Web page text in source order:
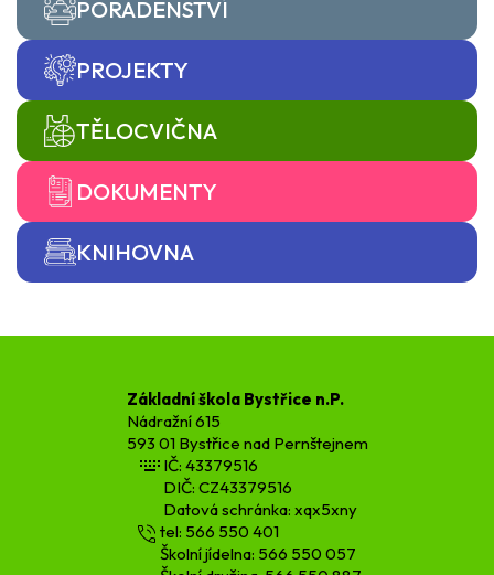
PORADENSTVÍ
PROJEKTY
TĚLOCVIČNA
DOKUMENTY
KNIHOVNA
Základní škola Bystřice n.P.
Nádražní 615
593 01 Bystřice nad Pernštejnem
IČ: 43379516
DIČ: CZ43379516
Datová schránka: xqx5xny
tel: 566 550 401
Školní jídelna: 566 550 057